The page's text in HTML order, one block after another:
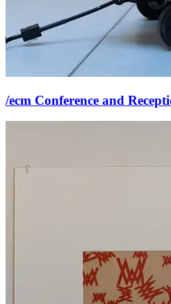
/ecm Conference and